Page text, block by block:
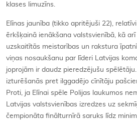
klases limuzīns.
Elīnas jaunība (tikko apritējuši 22),
ērkšķainā ienākšana valstsvienībā, kā
uzskaitītās meistarības un rakstura
viņas nosaukšanu par līderi Latvijas
joprojām ir daudz pieredzējušu
izturēšanās pret ilggadējo cīnītāju
Proti, ja Elīnai spēle Polijas laukumos
Latvijas valstsvienības izredzes uz
čempionāta finālturnīrā saruks līdz